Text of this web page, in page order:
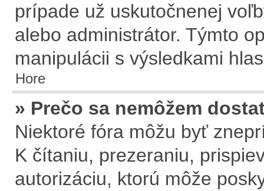
prípade už uskutočnenej
alebo administrátor. Týmto
manipulácii s výsledkami
Hore
» Prečo sa nemôžem
Niektoré fóra môžu byť
K čítaniu, prezeraniu,
autorizáciu, ktorú môže